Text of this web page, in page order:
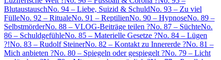
BlutaustauschNo. 94 – Liebe, Suizid & SchuldNo. 93 – Zu viel
FülleNo. 92 – RitualeNo. 91 – ReptilienNo. 90 – HypnoseNo. 89 –
SelbstmörderNo. 88 – VLOG-Beiträge teilen ?No. 87 – SüchteNo.
86 – SchuldgefühleNo. 85 – Materielle Gesetze ?No. 84 – Lügen
?!No. 83 – Rudolf SteinerNo. 82 – Kontakt zu Innererde ?No. 81 –
Mich anbieten ?No. 80 – Spiegeln oder gespiegelt ?No. 79 – Licht